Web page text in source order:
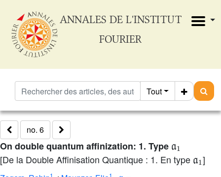
ANNALES DE L'INSTITUT
FOURIER
Tout
no. 6
On double quantum affinization: 1. Type
[De la Double Affinisation Quantique : 1. En type ]
1 1